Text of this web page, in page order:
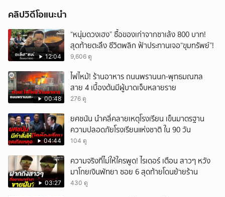
คลิปวิดีโอแนะนำ
12:04
“หนุ่มดวงเฮง” ซื้อของเก่าจากซาเล้ง 800 บาท!
สุดท้ายตะลึง ชีวิตพลิก ฟ้าประทานเจอ“ขุมทรัพย์”!
9,606 ดู
00:48
ไฟไหม้! ร้านอาหาร ถนนพรานนก-พุทธมณฑล
สาย 4 เบื้องต้นมีผู้บาดเจ็บหลายราย
276 ดู
04:44
ยศชนัน นำคลี่คลายเหตุโรงเรียน เข็นมาตรฐาน
ความปลอดภัยโรงเรียนแห่งชาติ ใน 90 วัน
104 ดู
03:27
ความจริงที่ไม่ให้ใครพูด! ไรเดอร์ เตือน สาวๆ หวัง
มาโกยเงินพัทยา ซอย 6 สุดท้ายโดนย้ายร้าน
430 ดู